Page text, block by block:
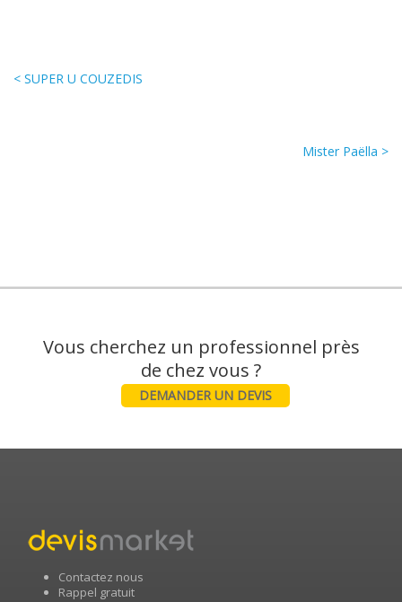
< SUPER U COUZEDIS
Mister Paëlla >
Vous cherchez un professionnel près
DEMANDER UN DEVIS
Contactez nous
Rappel gratuit